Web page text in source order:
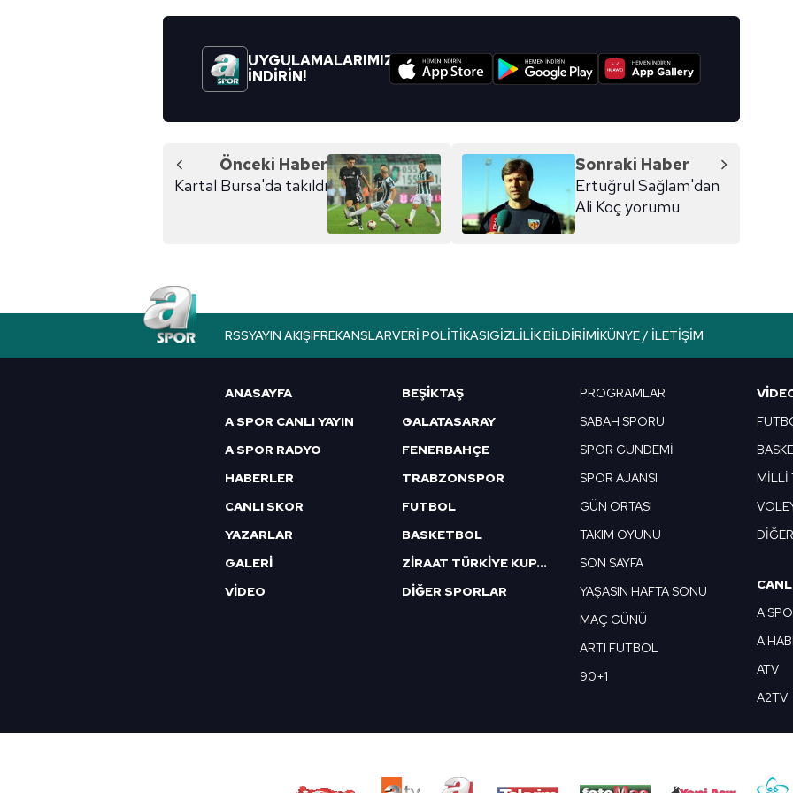
mevzuata uygun olarak kullanılan çerezlerle ilgili bilgi almak için lütfentıklayınız.
UYGULAMALARIMIZI
İNDİRİN!
Önceki Haber
Kartal Bursa'da takıldı
Sonraki Haber
Ertuğrul Sağlam'dan
Ali Koç yorumu
RSSYAYIN AKIŞIFREKANSLARVERI POLITIKASIGIZLILIK BILDIRIMIKÜNYE / İLETIŞIM
ANASAYFA
A SPOR CANLI YAYIN
A SPOR RADYO
HABERLER
CANLI SKOR
YAZARLAR
GALERİ
VİDEO
BEŞİKTAŞ
GALATASARAY
FENERBAHÇE
TRABZONSPOR
FUTBOL
BASKETBOL
ZİRAAT TÜRKİYE KUPASI
DİĞER SPORLAR
PROGRAMLAR
SABAH SPORU
SPOR GÜNDEMİ
SPOR AJANSI
GÜN ORTASI
TAKIM OYUNU
SON SAYFA
YAŞASIN HAFTA SONU
MAÇ GÜNÜ
ARTI FUTBOL
90+1
MİLLİ
DİĞER
A
A
ATV
A2TV